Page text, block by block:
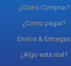
¿Cómo Comprar?
¿Cómo pagar?
Envíos & Entregas
¿Algo está mal?